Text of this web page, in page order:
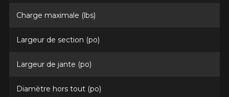
Charge maximale (lbs)
Largeur de section (po)
Largeur de jante (po)
Diamètre hors tout (po)